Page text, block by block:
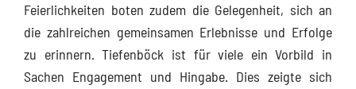
Feierlichkeiten boten zudem die Gelegenheit, sich an
die zahlreichen gemeinsamen Erlebnisse und Erfolge
zu erinnern. Tiefenböck ist für viele ein Vorbild in
Sachen Engagement und Hingabe. Dies zeigte sich